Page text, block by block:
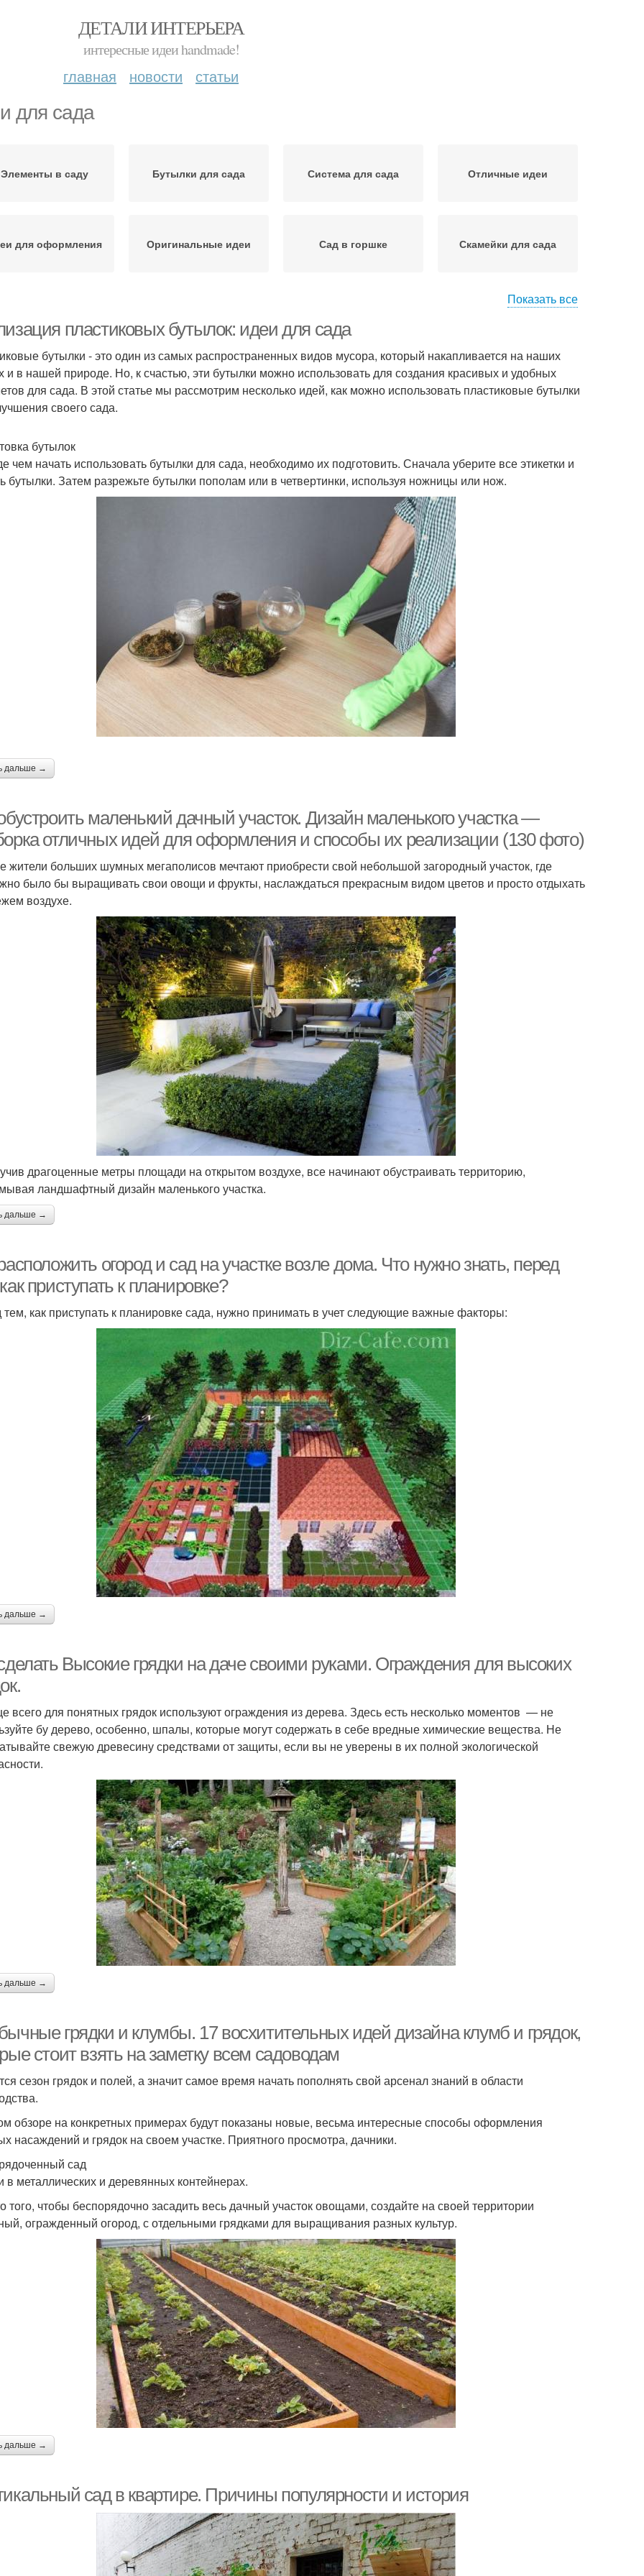
ДЕТАЛИ ИНТЕРЬЕРА
интересные идеи handmade!
главная новости статьи
для сада
Элементы в саду Бутылки для сада Система для сада Отличные идеи
для оформления Оригинальные идеи Сад в горшке Скамейки для сада
сада
маленьком саду
идеи Вертикальный сад Сад в квартире Сад с пряностями
Домашний сад
Показать все
пластиковых бутылок: идеи для сада
бутылки - это один из самых распространенных видов мусора, который накапливается на наших
и в нашей природе. Но, к счастью, эти бутылки можно использовать для создания красивых и удобных
для сада. В этой статье мы рассмотрим несколько идей, как можно использовать пластиковые бутылки
своего сада.
бутылок
чем начать использовать бутылки для сада, необходимо их подготовить. Сначала уберите все этикетки и
бутылки. Затем разрежьте бутылки пополам или в четвертинки, используя ножницы или нож.
дальше →
маленький дачный участок. Дизайн маленького участка —
отличных идей для оформления и способы их реализации (130 фото)
жители больших шумных мегаполисов мечтают приобрести свой небольшой загородный участок, где
было бы выращивать свои овощи и фрукты, наслаждаться прекрасным видом цветов и просто отдыхать
воздухе.
драгоценные метры площади на открытом воздухе, все начинают обустраивать территорию,
ландшафтный дизайн маленького участка.
дальше →
огород и сад на участке возле дома. Что нужно знать, перед
приступать к планировке?
как приступать к планировке сада, нужно принимать в учет следующие важные факторы:
дальше →
Высокие грядки на даче своими руками. Ограждения для высоких
всего для понятных грядок используют ограждения из дерева. Здесь есть несколько моментов — не
бу дерево, особенно, шпалы, которые могут содержать в себе вредные химические вещества. Не
свежую древесину средствами от защиты, если вы не уверены в их полной экологической
дальше →
грядки и клумбы. 17 восхитительных идей дизайна клумб и грядок,
стоит взять на заметку всем садоводам
сезон грядок и полей, а значит самое время начать пополнять свой арсенал знаний в области
обзоре на конкретных примерах будут показаны новые, весьма интересные способы оформления
насаждений и грядок на своем участке. Приятного просмотра, дачники.
сад
металлических и деревянных контейнерах.
того, чтобы беспорядочно засадить весь дачный участок овощами, создайте на своей территории
огражденный огород, с отдельными грядками для выращивания разных культур.
дальше →
сад в квартире. Причины популярности и история